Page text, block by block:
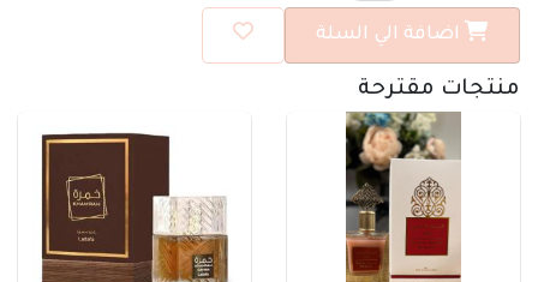
اضافة الي السلة
منتجات مقترحة